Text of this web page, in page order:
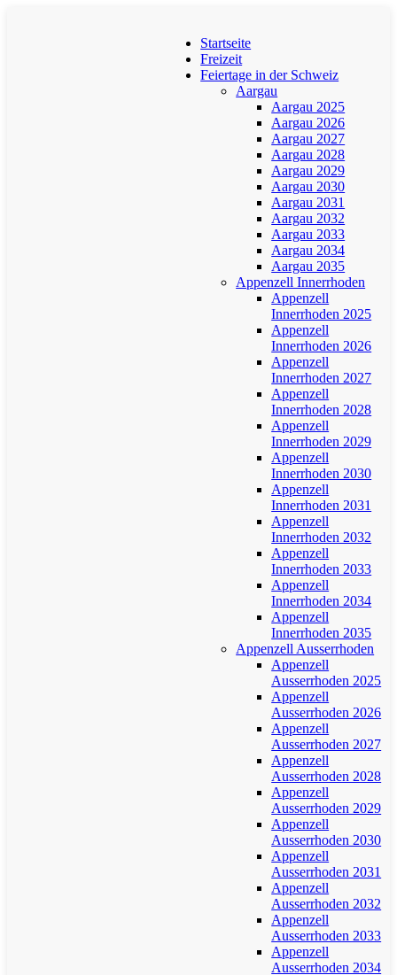
Startseite
Freizeit
Feiertage in der Schweiz
Aargau
Aargau 2025
Aargau 2026
Aargau 2027
Aargau 2028
Aargau 2029
Aargau 2030
Aargau 2031
Aargau 2032
Aargau 2033
Aargau 2034
Aargau 2035
Appenzell Innerrhoden
Appenzell
Innerrhoden 2025
Appenzell
Innerrhoden 2026
Appenzell
Innerrhoden 2027
Appenzell
Innerrhoden 2028
Appenzell
Innerrhoden 2029
Appenzell
Innerrhoden 2030
Appenzell
Innerrhoden 2031
Appenzell
Innerrhoden 2032
Appenzell
Innerrhoden 2033
Appenzell
Innerrhoden 2034
Appenzell
Innerrhoden 2035
Appenzell Ausserrhoden
Appenzell
Ausserrhoden 2025
Appenzell
Ausserrhoden 2026
Appenzell
Ausserrhoden 2027
Appenzell
Ausserrhoden 2028
Appenzell
Ausserrhoden 2029
Appenzell
Ausserrhoden 2030
Appenzell
Ausserrhoden 2031
Appenzell
Ausserrhoden 2032
Appenzell
Ausserrhoden 2033
Appenzell
Ausserrhoden 2034